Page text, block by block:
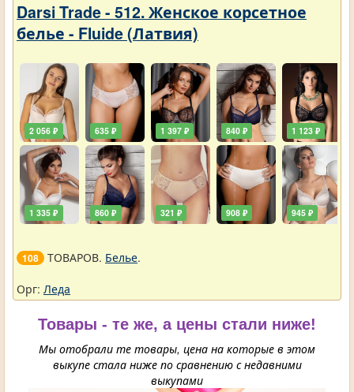
Darsi Trade - 512. Женское корсетное
белье - Fluide (Латвия)
2 056 ₽
1 335 ₽
635 ₽
860 ₽
1 397 ₽
321 ₽
840 ₽
908 ₽
1 123 ₽
945 ₽
108 ТОВАРОВ. Белье.
Орг: Леда
Товары - те же, а цены стали ниже!
Мы отобрали те товары, цена на которые в этом
выкупе стала ниже по сравнению с недавними
выкупами